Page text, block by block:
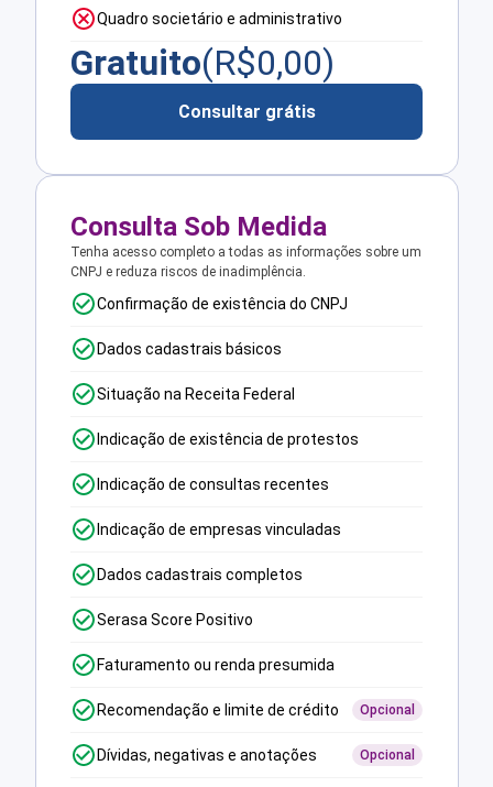
Quadro societário e administrativo
Gratuito(R$0,00)
Consultar grátis
Consulta Sob Medida
Tenha acesso completo a todas as informações sobre um
CNPJ e reduza riscos de inadimplência.
Confirmação de existência do CNPJ
Dados cadastrais básicos
Situação na Receita Federal
Indicação de existência de protestos
Indicação de consultas recentes
Indicação de empresas vinculadas
Dados cadastrais completos
Serasa Score Positivo
Faturamento ou renda presumida
Recomendação e limite de crédito Opcional
Dívidas, negativas e anotações Opcional